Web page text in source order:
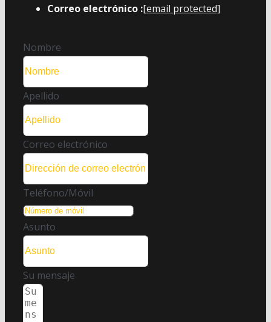
Correo electrónico :[email protected]
Nombre
Apellido
Correo electrónico
Teléfono/Móvil
Asunto
Su mensaje